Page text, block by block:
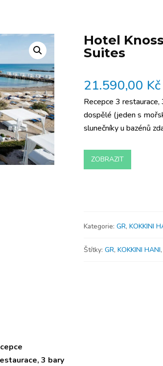
Hotel
Suites
21.590,00 Kč
Recepce 3
dospělé (jeden s
slunečníky u bazénů
ZOBRAZIT
Kategorie: GR, KOKKINI
Štítky: GR, KOKKINI HANI,
3 bary